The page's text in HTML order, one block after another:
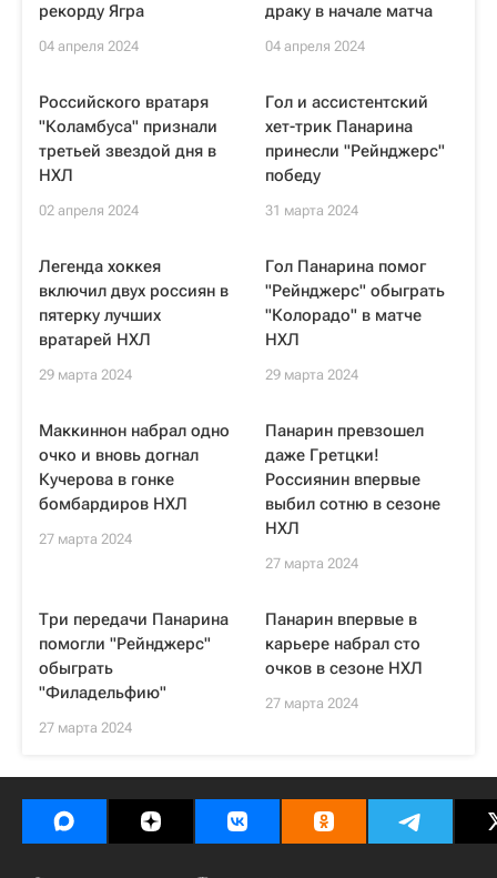
рекорду Ягра
04 апреля 2024
драку в начале матча
04 апреля 2024
Российского вратаря
"Коламбуса" признали
третьей звездой дня в
НХЛ
02 апреля 2024
Гол и ассистентский
хет-трик Панарина
принесли "Рейнджерс"
победу
31 марта 2024
Легенда хоккея
включил двух россиян в
пятерку лучших
вратарей НХЛ
29 марта 2024
Гол Панарина помог
"Рейнджерс" обыграть
"Колорадо" в матче
НХЛ
29 марта 2024
Маккиннон набрал одно
очко и вновь догнал
Кучерова в гонке
бомбардиров НХЛ
27 марта 2024
Панарин превзошел
даже Гретцки!
Россиянин впервые
выбил сотню в сезоне
НХЛ
27 марта 2024
Три передачи Панарина
помогли "Рейнджерс"
обыграть
"Филадельфию"
27 марта 2024
Панарин впервые в
карьере набрал сто
очков в сезоне НХЛ
27 марта 2024